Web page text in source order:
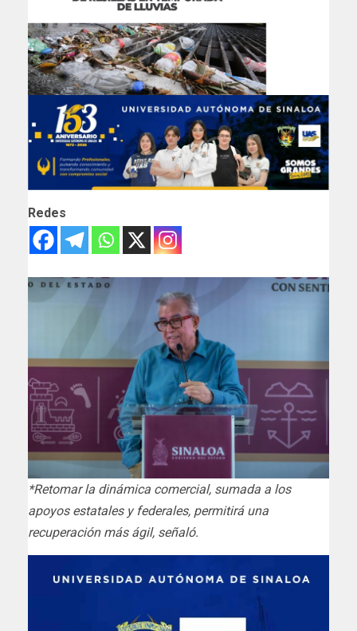
Redes
*Retomar la dinámica comercial, sumada a los
apoyos estatales y federales, permitirá una
recuperación más ágil, señaló.